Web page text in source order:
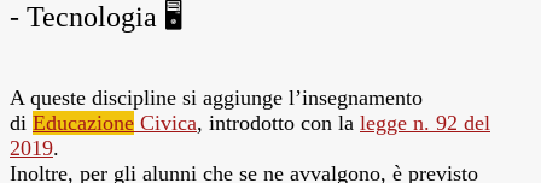
- Tecnologia 🖥
A queste discipline si aggiunge l’insegnamento
di Educazione Civica, introdotto con la legge n. 92 del
2019.
Inoltre, per gli alunni che se ne avvalgono, è previsto